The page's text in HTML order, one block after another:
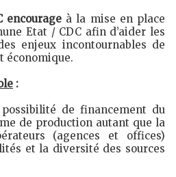
encourage à la mise en place
Etat / CDC afin d’aider les
enjeux incontournables de
économique.
:
de financement du
de production autant que la
(agences et offices)
et la diversité des sources